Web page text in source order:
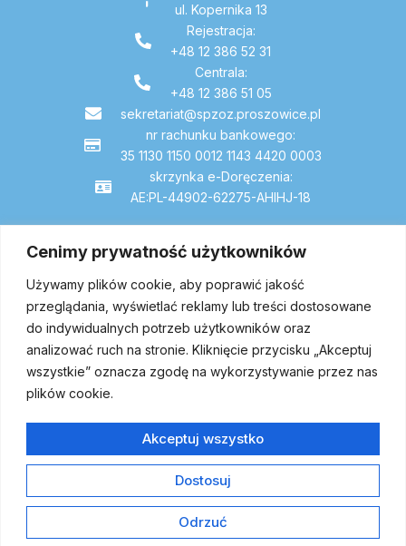
Cenimy prywatność użytkowników
Używamy plików cookie, aby poprawić jakość
przeglądania, wyświetlać reklamy lub treści dostosowane
do indywidualnych potrzeb użytkowników oraz
analizować ruch na stronie. Kliknięcie przycisku „Akceptuj
wszystkie” oznacza zgodę na wykorzystywanie przez nas
plików cookie.
Dostosuj
Odrzuć
Akceptuj wszystko
ul. Kopernika 13
Rejestracja:
+48 12 386 52 31
Centrala:
+48 12 386 51 05
sekretariat@spzoz.proszowice.pl
nr rachunku bankowego:
35 1130 1150 0012 1143 4420 0003
skrzynka e-Doręczenia:
AE:PL-44902-62275-AHIHJ-18
Dojazd
Copyright © 2024 | All Rights Reserved by Szpial w Proszowicach